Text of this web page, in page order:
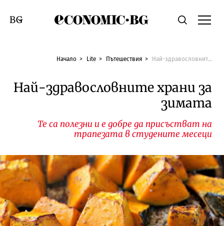
Economic.bgТърсене
Смяна на език
Начало Lite Пътешествия Най-здравословните храни за зимата
Най-здравословните храни за
зимата
Те са полезни и е добре да присъстват на
трапезата в студените месеци